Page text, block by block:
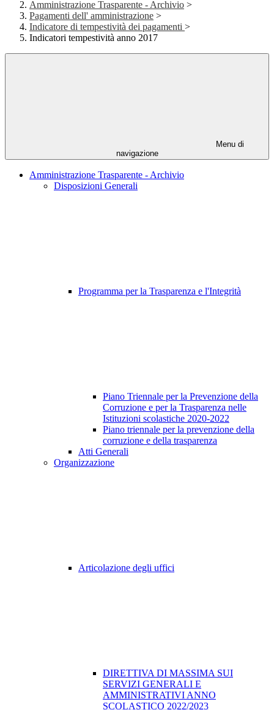
Amministrazione Trasparente - Archivio >
Pagamenti dell' amministrazione >
Indicatore di tempestività dei pagamenti >
Indicatori tempestività anno 2017
Menu di
navigazione
Amministrazione Trasparente - Archivio
Disposizioni Generali
Programma per la Trasparenza e l'Integrità
Piano Triennale per la Prevenzione della
Corruzione e per la Trasparenza nelle
Istituzioni scolastiche 2020-2022
Piano triennale per la prevenzione della
corruzione e della trasparenza
Atti Generali
Organizzazione
Articolazione degli uffici
DIRETTIVA DI MASSIMA SUI
SERVIZI GENERALI E
AMMINISTRATIVI ANNO
SCOLASTICO 2022/2023